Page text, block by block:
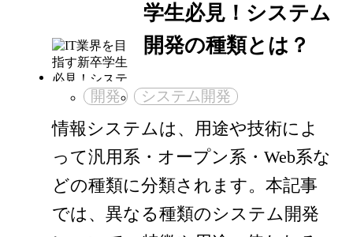
学生必見！システム
開発の種類とは？
開発 システム開発
情報システムは、用途や技術によ
って汎用系・オープン系・Web系な
どの種類に分類されます。本記事
では、異なる種類のシステム開発